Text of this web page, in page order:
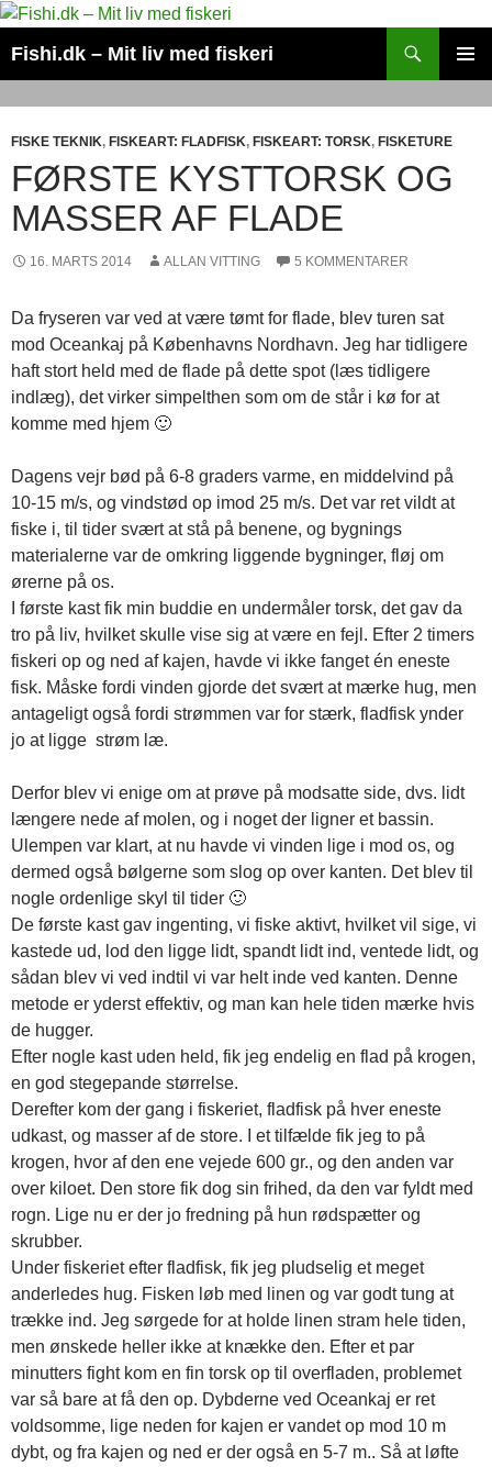
Hop
indhold
Fishi.dk – Mit liv med fiskeri
FISKE TEKNIK, FISKEART: FLADFISK, FISKEART: TORSK, FISKETURE
FØRSTE KYSTTORSK OG
MASSER AF FLADE
16. MARTS 2014 ALLAN VITTING 5 KOMMENTARER
Da fryseren var ved at være tømt for flade, blev turen sat
mod Oceankaj på Københavns Nordhavn. Jeg har tidligere
haft stort held med de flade på dette spot (læs tidligere
indlæg), det virker simpelthen som om de står i kø for at
komme med hjem 🙂
Dagens vejr bød på 6-8 graders varme, en middelvind på
10-15 m/s, og vindstød op imod 25 m/s. Det var ret vildt at
fiske i, til tider svært at stå på benene, og bygnings
materialerne var de omkring liggende bygninger, fløj om
ørerne på os.
I første kast fik min buddie en undermåler torsk, det gav da
tro på liv, hvilket skulle vise sig at være en fejl. Efter 2 timers
fiskeri op og ned af kajen, havde vi ikke fanget én eneste
fisk. Måske fordi vinden gjorde det svært at mærke hug, men
antageligt også fordi strømmen var for stærk, fladfisk ynder
jo at ligge strøm læ.
Derfor blev vi enige om at prøve på modsatte side, dvs. lidt
længere nede af molen, og i noget der ligner et bassin.
Ulempen var klart, at nu havde vi vinden lige i mod os, og
dermed også bølgerne som slog op over kanten. Det blev til
nogle ordenlige skyl til tider 🙂
De første kast gav ingenting, vi fiske aktivt, hvilket vil sige, vi
kastede ud, lod den ligge lidt, spandt lidt ind, ventede lidt, og
sådan blev vi ved indtil vi var helt inde ved kanten. Denne
metode er yderst effektiv, og man kan hele tiden mærke hvis
de hugger.
Efter nogle kast uden held, fik jeg endelig en flad på krogen,
en god stegepande størrelse.
Derefter kom der gang i fiskeriet, fladfisk på hver eneste
udkast, og masser af de store. I et tilfælde fik jeg to på
krogen, hvor af den ene vejede 600 gr., og den anden var
over kiloet. Den store fik dog sin frihed, da den var fyldt med
rogn. Lige nu er der jo fredning på hun rødspætter og
skrubber.
Under fiskeriet efter fladfisk, fik jeg pludselig et meget
anderledes hug. Fisken løb med linen og var godt tung at
trække ind. Jeg sørgede for at holde linen stram hele tiden,
men ønskede heller ikke at knække den. Efter et par
minutters fight kom en fin torsk op til overfladen, problemet
var så bare at få den op. Dybderne ved Oceankaj er ret
voldsomme, lige neden for kajen er vandet op mod 10 m
dybt, og fra kajen og ned er der også en 5-7 m.. Så at løfte